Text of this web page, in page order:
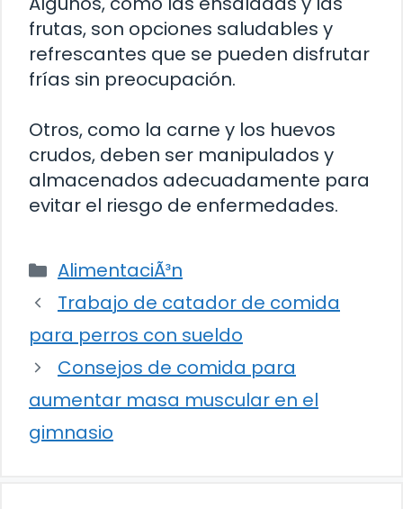
frutas, son opciones saludables y
refrescantes que se pueden disfrutar
frías sin preocupación.
Otros, como la carne y los huevos
crudos, deben ser manipulados y
almacenados adecuadamente para
evitar el riesgo de enfermedades.
Categorías
AlimentaciÃ³n
Trabajo de catador de comida
para perros con sueldo
Consejos de comida para
aumentar masa muscular en el
gimnasio